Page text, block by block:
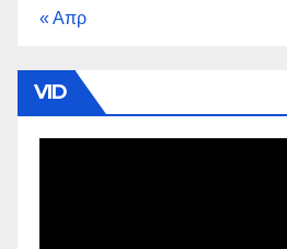
« Απρ
VID